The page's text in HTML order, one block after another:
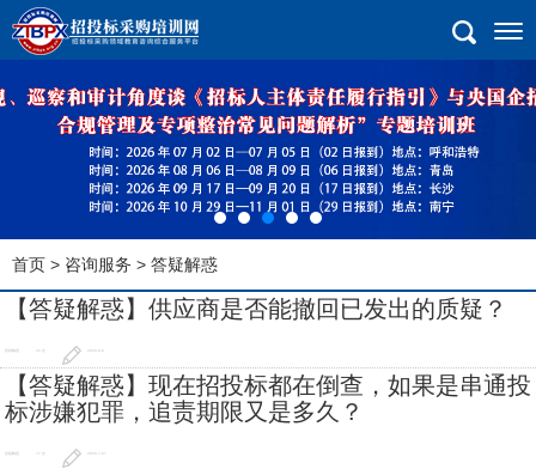
首页 > 咨询服务 > 答疑解惑
【答疑解惑】供应商是否能撤回已发出的质疑？
答疑解惑 23 次 2026-8-6
【答疑解惑】现在招投标都在倒查，如果是串通投
标涉嫌犯罪，追责期限又是多久？
答疑解惑 77 次 2026-7-27